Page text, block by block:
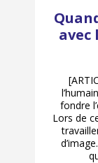
avec
fondre
Lors de